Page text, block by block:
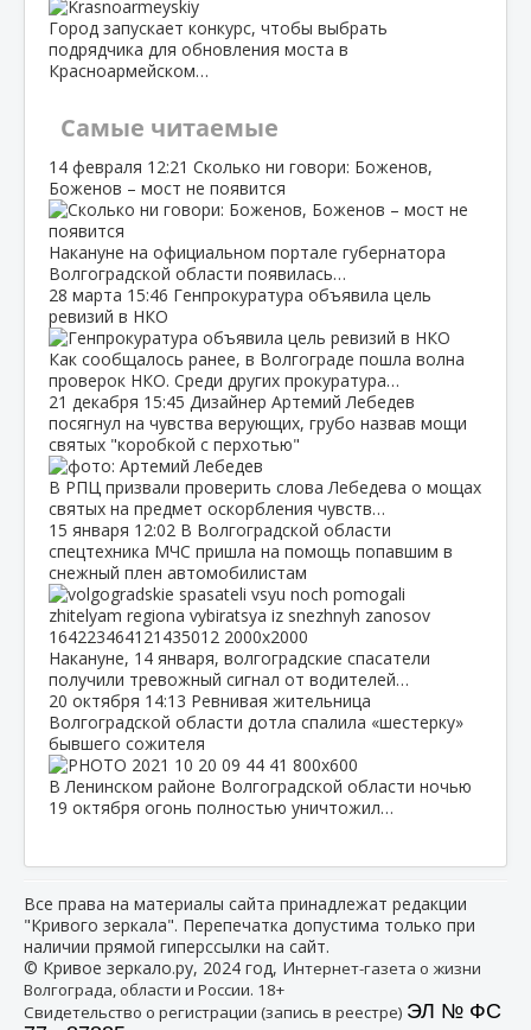
Город запускает конкурс, чтобы выбрать
подрядчика для обновления моста в
Красноармейском…
Самые читаемые
14 февраля 12:21 Сколько ни говори: Боженов,
Боженов – мост не появится
Накануне на официальном портале губернатора
Волгоградской области появилась…
28 марта 15:46 Генпрокуратура объявила цель
ревизий в НКО
Как сообщалось ранее, в Волгограде пошла волна
проверок НКО. Среди других прокуратура…
21 декабря 15:45 Дизайнер Артемий Лебедев
посягнул на чувства верующих, грубо назвав мощи
святых "коробкой с перхотью"
В РПЦ призвали проверить слова Лебедева о мощах
святых на предмет оскорбления чувств…
15 января 12:02 В Волгоградской области
спецтехника МЧС пришла на помощь попавшим в
снежный плен автомобилистам
Накануне, 14 января, волгоградские спасатели
получили тревожный сигнал от водителей…
20 октября 14:13 Ревнивая жительница
Волгоградской области дотла спалила «шестерку»
бывшего сожителя
В Ленинском районе Волгоградской области ночью
19 октября огонь полностью уничтожил…
Все права на материалы сайта принадлежат редакции
"Кривого зеркала". Перепечатка допустима только при
наличии прямой гиперссылки на сайт.
© Кривое зеркало.ру, 2024 год, Интернет-газета о жизни
Волгограда, области и России. 18+
Свидетельство о регистрации (запись в реестре) ЭЛ № ФС